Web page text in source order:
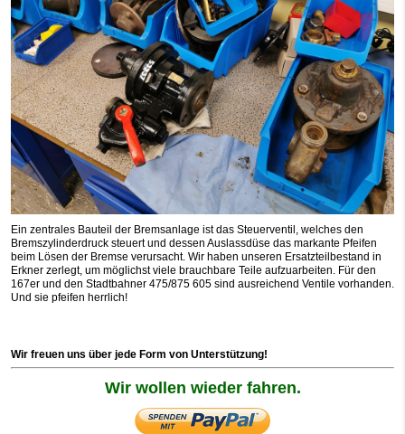
Ein zentrales Bauteil der Bremsanlage ist das Steuerventil, welches den
Bremszylinderdruck steuert und dessen Auslassdüse das markante Pfeifen
beim Lösen der Bremse verursacht. Wir haben unseren Ersatzteilbestand in
Erkner zerlegt, um möglichst viele brauchbare Teile aufzuarbeiten. Für den
167er und den Stadtbahner 475/875 605 sind ausreichend Ventile vorhanden.
Und sie pfeifen herrlich!
Wir freuen uns über jede Form von Unterstützung!
Wir wollen wieder fahren.